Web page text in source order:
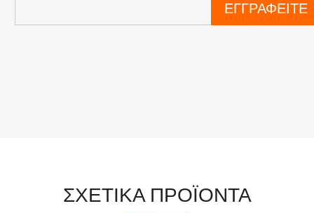
ΕΓΓΡΑΦΕΊΤΕ
ΣΧΕΤΙΚΑ ΠΡΟΪΟΝΤΑ